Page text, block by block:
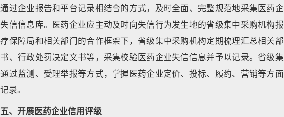
通过企业报告和平台记录相结合的方式，及时全面、完整规范地采集医药
失信信息库。医药企业应主动及时向失信行为发生地的省级集中采购机构
疗保障局和相关部门的合作框架下，省级集中采购机构定期梳理汇总相关
书、行政处罚决定文书等，采集校验医药企业失信信息并予以记录。省级
通过监测、受理举报等方式，掌握医药企业定价、投标、履约、营销等方
记录。
五、开展医药企业信用评级